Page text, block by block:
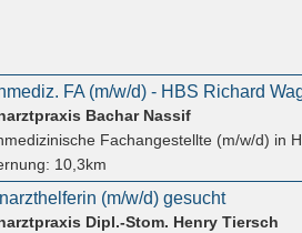
Bachar Nassif
Fachangestellte (m/w/d) in
10,3km
(m/w/d) gesucht
Dipl.-Stom. Henry Tiersch